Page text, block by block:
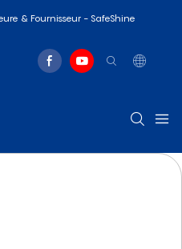
& Fournisseur - SafeShine